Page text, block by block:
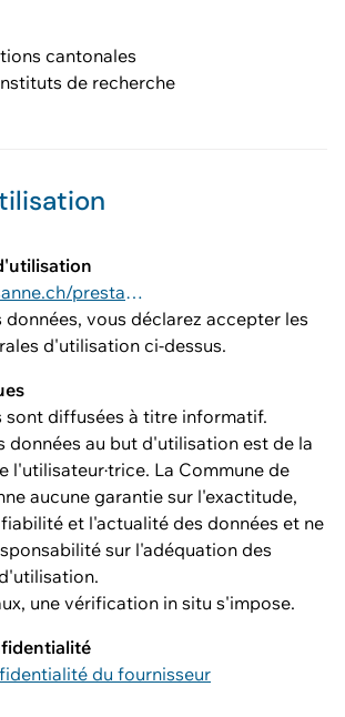
cantonales
de recherche
https://www.lausanne.ch/prestations/cadastre/geodonnees-acquisition-utilisation.html#1-generalites-0
données, vous déclarez accepter les
d'utilisation ci-dessus.
sont diffusées à titre informatif.
données au but d'utilisation est de la
l'utilisateur·trice. La Commune de
aucune garantie sur l'exactitude,
et l'actualité des données et ne
sur l'adéquation des
une vérification in situ s'impose.
du fournisseur